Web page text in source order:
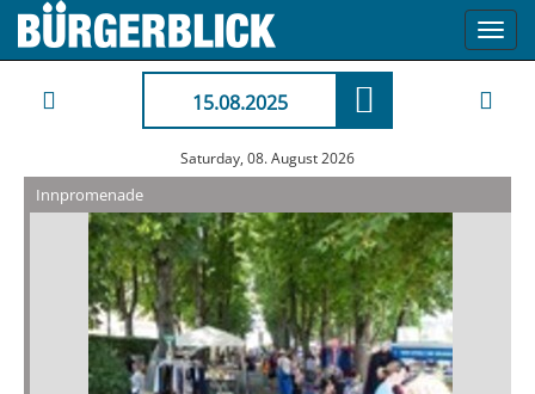
15.08.2025
Saturday, 08. August 2026
Innpromenade